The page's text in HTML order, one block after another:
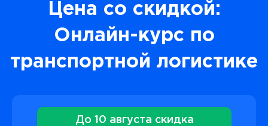
Цена со скидкой:
Онлайн-курс по
транспортной логистике
До 10 августа скидка